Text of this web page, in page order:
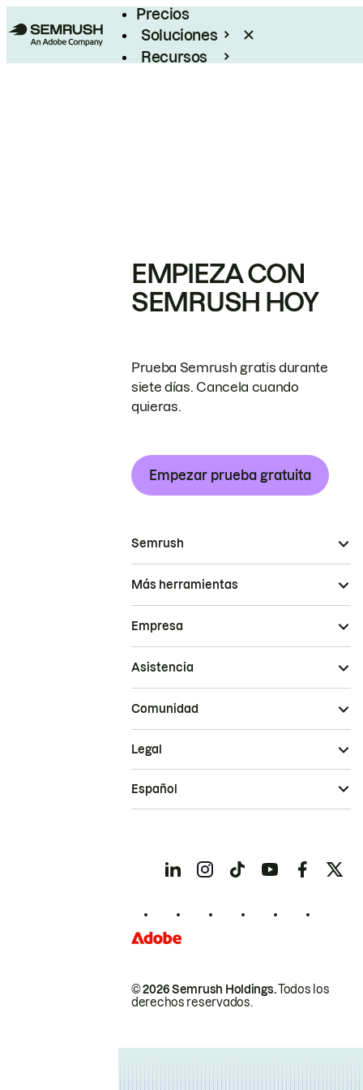
Precios
Soluciones
Recursos
EMPIEZA CON
SEMRUSH HOY
Prueba Semrush gratis durante
siete días. Cancela cuando
quieras.
Empezar prueba gratuita
Semrush
Más herramientas
Empresa
Asistencia
Comunidad
© 2026 Semrush Holdings.Todos los
derechos reservados.
Legal
Español